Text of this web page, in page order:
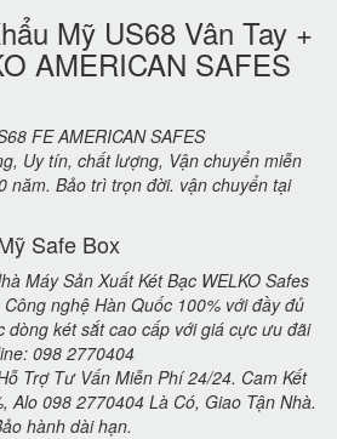
Mỹ US68 Vân Tay +
AMERICAN SAFES
FE AMERICAN SAFES
Uy tín, chất lượng, Vận chuyển miễn
năm. Bảo trì trọn đời. vận chuyển tại
Safe Box
Máy Sản Xuất Két Bạc WELKO Safes
nghệ Hàn Quốc 100% với đầy đủ
dòng két sắt cao cấp với giá cực ưu đãi
098 2770404
Trợ Tư Vấn Miễn Phí 24/24. Cam Kết
Alo 098 2770404 Là Có, Giao Tận Nhà.
hành dài hạn.